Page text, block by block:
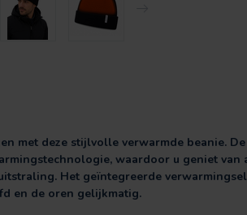
met deze stijlvolle verwarmde beanie.
waardoor u geniet van
Het geïntegreerde
en de oren gelijkmatig.